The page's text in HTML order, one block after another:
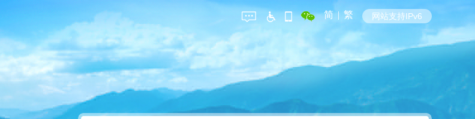
简 | 繁 网站支持IPv6